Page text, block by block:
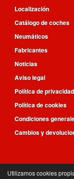
Localización
Catálogo de coches
Neumáticos
Fabricantes
Noticias
Aviso legal
Política de privacidad
Política de cookies
Condiciones
Cambios y
Utilizamos cookies